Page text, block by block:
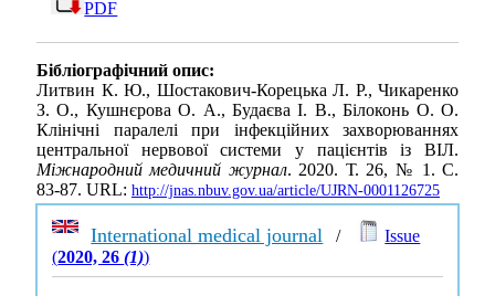
PDF
Бібліографічний опис:
Литвин К. Ю., Шостакович-Корецька Л. Р., Чикаренко
З. О., Кушнєрова О. А., Будаєва І. В., Білоконь О. О.
Клінічні паралелі при інфекційних захворюваннях
центральної нервової системи у пацієнтів із ВІЛ.
Міжнародний медичний журнал. 2020. Т. 26, № 1. С.
83-87. URL: http://jnas.nbuv.gov.ua/article/UJRN-0001126725
International medical journal /
Issue
(2020, 26(1))